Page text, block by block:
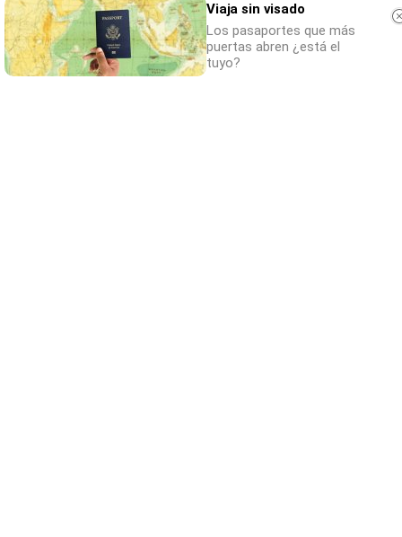
Viaja sin visado
Los pasaportes que más
puertas abren ¿está el
tuyo?